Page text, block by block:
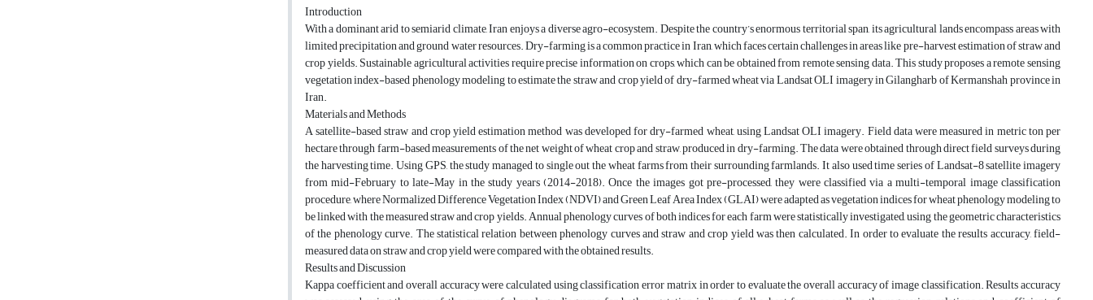
Introduction
With a dominant arid to semiarid climate, Iran enjoys a diverse agro-ecosystem. Despite the country’s enormous territorial span, its agricultural lands encompass areas with
limited precipitation and ground water resources. Dry-farming is a common practice in Iran, which faces certain challenges in areas like pre-harvest estimation of straw and
crop yields. Sustainable agricultural activities require precise information on crops, which can be obtained from remote sensing data. This study proposes a remote sensing
vegetation index-based phenology modeling to estimate the straw and crop yield of dry-farmed wheat via Landsat OLI imagery in Gilangharb of Kermanshah province in
Iran.
Materials and Methods
A satellite-based straw and crop yield estimation method was developed for dry-farmed wheat, using Landsat OLI imagery. Field data were measured in metric ton per
hectare through farm-based measurements of the net weight of wheat crop and straw, produced in dry-farming. The data were obtained through direct field surveys during
the harvesting time. Using GPS, the study managed to single out the wheat farms from their surrounding farmlands. It also used time series of Landsat-8 satellite imagery
from mid-February to late-May in the study years (2014-2018). Once the images got pre-processed, they were classified via a multi-temporal image classification
procedure, where Normalized Difference Vegetation Index (NDVI) and Green Leaf Area Index (GLAI) were adapted as vegetation indices for wheat phenology modeling to
be linked with the measured straw and crop yields. Annual phenology curves of both indices for each farm were statistically investigated, using the geometric characteristics
of the phenology curve. The statistical relation between phenology curves and straw and crop yield was then calculated. In order to evaluate the results accuracy, field-
measured data on straw and crop yield were compared with the obtained results.
Results and Discussion
Kappa coefficient and overall accuracy were calculated using classification error matrix in order to evaluate the overall accuracy of image classification. Results accuracy